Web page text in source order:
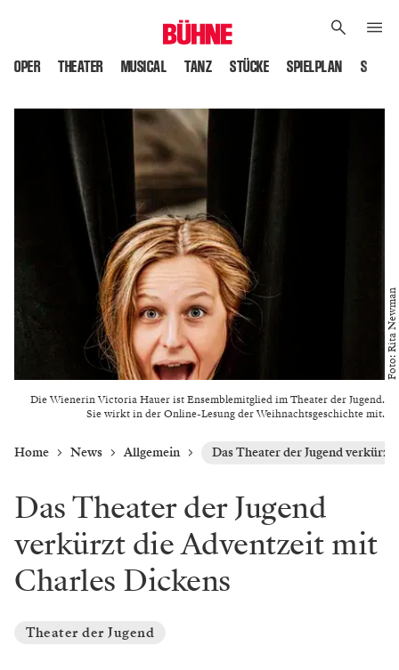
OPER THEATER MUSICAL TANZ STÜCKE SPIELPLAN
Die Wienerin Victoria Hauer ist Ensemblemitglied im Theater der Jugend.
Sie wirkt in der Online-Lesung der Weihnachtsgeschichte mit.
Foto: Rita Newman
Home News Allgemein Das Theater der Jugend
Das Theater der Jugend
verkürzt die Adventzeit mit
Charles Dickens
Theater der Jugend